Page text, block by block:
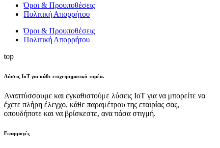
Όροι & Προυποθέσεις
Πολιτική Απορρήτου
Όροι & Προυποθέσεις
Πολιτική Απορρήτου
top
Λύσεις ΙοΤ για κάθε επιχειρηματικό τομέα.
Αναπτύσσουμε και εγκαθιστούμε λύσεις ΙοΤ για να μπορείτε να
έχετε πλήρη έλεγχο, κάθε παραμέτρου της εταιρίας σας,
οπουδήποτε και να βρίσκεστε, ανα πάσα στιγμή.
Εφαρμογές